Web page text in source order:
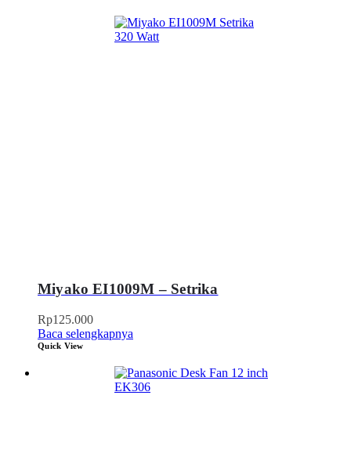
Miyako EI1009M – Setrika
Rp125.000
Baca selengkapnya
Quick View